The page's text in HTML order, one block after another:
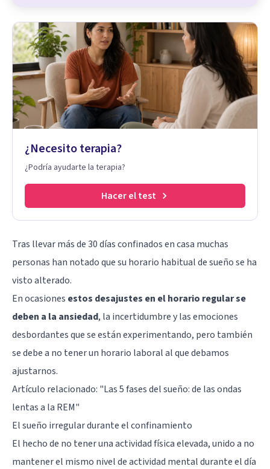
¿Necesito terapia?
¿Podría ayudarte la terapia?
Hacer el test
Tras llevar más de 30 días confinados en casa muchas
personas han notado que su horario habitual de sueño se ha
visto alterado.
En ocasiones estos desajustes en el horario regular se
deben a la ansiedad, la incertidumbre y las emociones
desbordantes que se están experimentando, pero también
se debe a no tener un horario laboral al que debamos
ajustarnos.
Artículo relacionado: "Las 5 fases del sueño: de las ondas
lentas a la REM"
El sueño irregular durante el confinamiento
El hecho de no tener una actividad física elevada, unido a no
mantener el mismo nivel de actividad mental durante el día